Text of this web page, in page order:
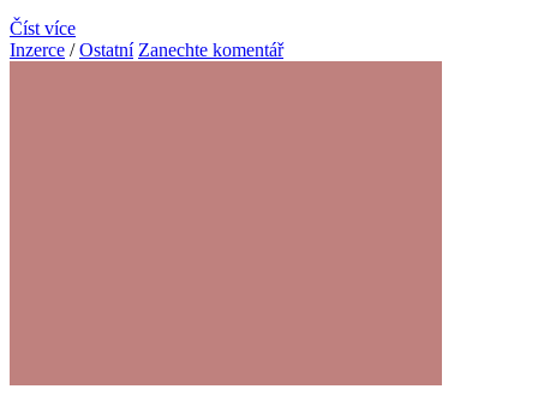
Číst více
Inzerce /Ostatní Zanechte komentář